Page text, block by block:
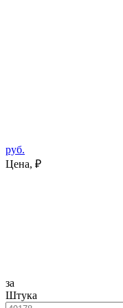
руб.
Цена, ₽
за
Штука